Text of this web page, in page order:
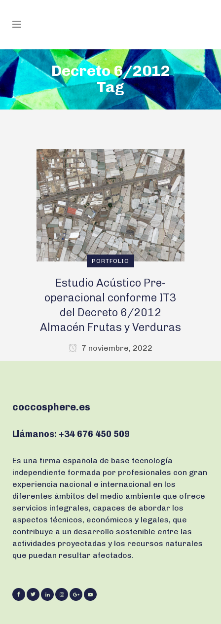
Decreto 6/2012
Tag
PORTFOLIO
Estudio Acústico Pre-
operacional conforme IT3
del Decreto 6/2012
Almacén Frutas y Verduras
7 noviembre, 2022
coccosphere.es
Llámanos: +34 676 450 509
Es una firma española de base tecnología
independiente formada por profesionales con gran
experiencia nacional e internacional en los
diferentes ámbitos del medio ambiente que ofrece
servicios integrales, capaces de abordar los
aspectos técnicos, económicos y legales, que
contribuye a un desarrollo sostenible entre las
actividades proyectadas y los recursos naturales
que puedan resultar afectados.